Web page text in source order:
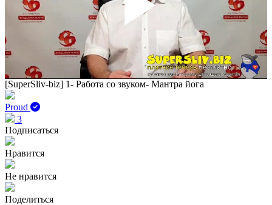
Play
[SuperSliv-biz] 1- Работа со звуком- Мантра йога
Proud
3
Подписаться
Нравится
Не нравится
Поделиться